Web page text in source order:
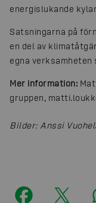
energislukande
Satsningarna på
en del av
egna
Mer information:
gruppen,
Bilder: Anssi